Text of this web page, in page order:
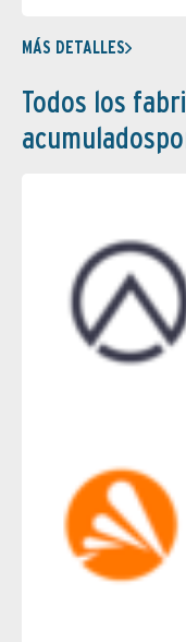
MÁS DETALLES
Todos los